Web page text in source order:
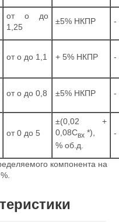
от о до
1,25
±5% НКПР -
от о до 1,1 + 5% НКПР -
от о до 0,8 ±5% НКПР -
от 0 до 5
±(0,02 +
0,08Свх *),
% об.д.
-
компонента на